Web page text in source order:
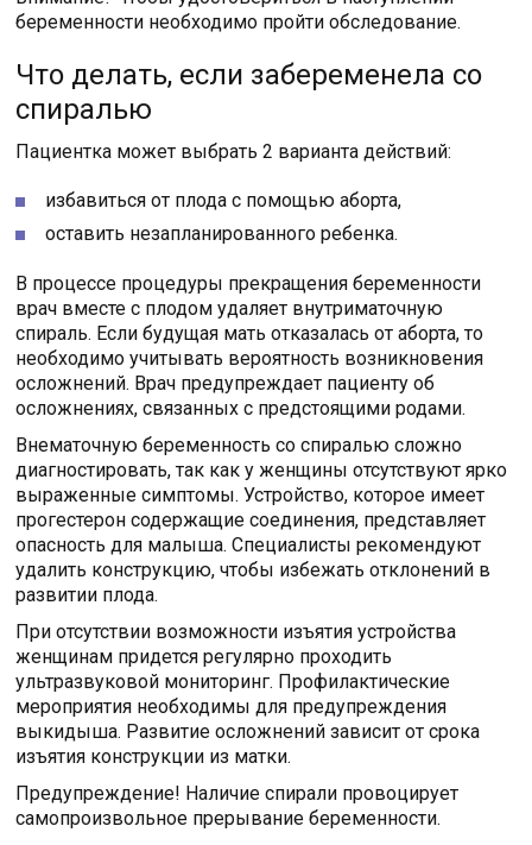
беременности необходимо пройти обследование.
Что делать, если забеременела со
спиралью
Пациентка может выбрать 2 варианта действий:
избавиться от плода с помощью аборта,
оставить незапланированного ребенка.
В процессе процедуры прекращения беременности
врач вместе с плодом удаляет внутриматочную
спираль. Если будущая мать отказалась от аборта, то
необходимо учитывать вероятность возникновения
осложнений. Врач предупреждает пациенту об
осложнениях, связанных с предстоящими родами.
Внематочную беременность со спиралью сложно
диагностировать, так как у женщины отсутствуют ярко
выраженные симптомы. Устройство, которое имеет
прогестерон содержащие соединения, представляет
опасность для малыша. Специалисты рекомендуют
удалить конструкцию, чтобы избежать отклонений в
развитии плода.
При отсутствии возможности изъятия устройства
женщинам придется регулярно проходить
ультразвуковой мониторинг. Профилактические
мероприятия необходимы для предупреждения
выкидыша. Развитие осложнений зависит от срока
изъятия конструкции из матки.
Предупреждение! Наличие спирали провоцирует
самопроизвольное прерывание беременности.